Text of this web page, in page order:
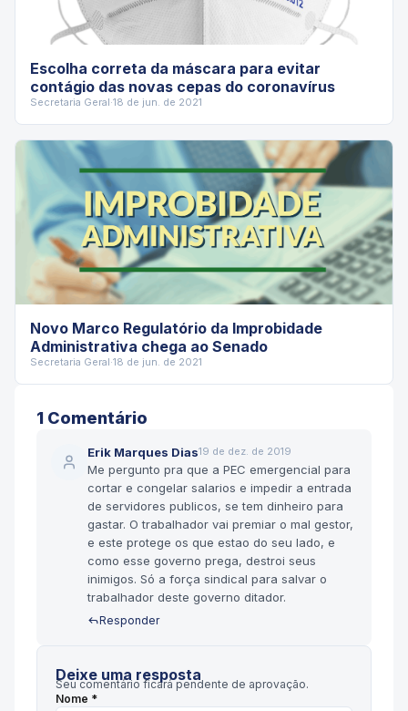
Escolha correta da máscara para evitar
contágio das novas cepas do coronavírus
Secretaria Geral·18 de jun. de 2021
Novo Marco Regulatório da Improbidade
Administrativa chega ao Senado
Secretaria Geral·18 de jun. de 2021
1 Comentário
Erik Marques Dias19 de dez. de 2019
Me pergunto pra que a PEC emergencial para
cortar e congelar salarios e impedir a entrada
de servidores publicos, se tem dinheiro para
gastar. O trabalhador vai premiar o mal gestor,
e este protege os que estao do seu lado, e
como esse governo prega, destroi seus
inimigos. Só a força sindical para salvar o
trabalhador deste governo ditador.
Responder
Deixe uma resposta
Seu comentário ficará pendente de aprovação.
Nome *